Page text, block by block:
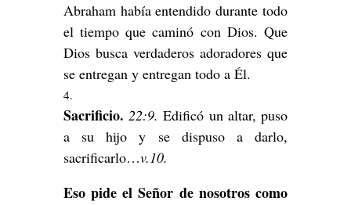
Abraham había entendido durante todo
el tiempo que caminó con Dios. Que
Dios busca verdaderos adoradores que
se entregan y entregan todo a Él.
Sacrificio. 22:9. Edificó un altar, puso
a su hijo y se dispuso a darlo,
sacrificarlo…v.10.
Eso pide el Señor de nosotros como